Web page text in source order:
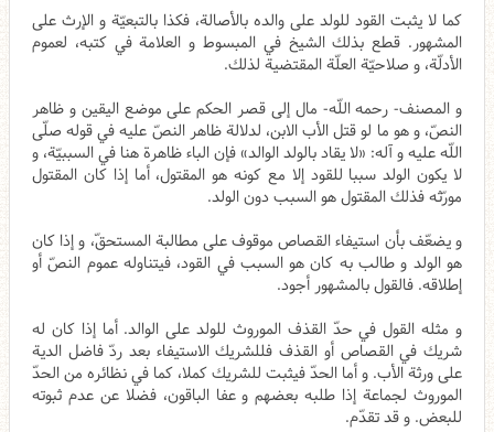
كما لا يثبت القود للولد على والده بالأصالة، فكذا بالتبعيّة و الإرث على
المشهور. قطع بذلك الشيخ في المبسوط و العلامة في كتبه، لعموم
الأدلّة، و صلاحيّة العلّة المقتضية لذلك.
و المصنف- رحمه اللّه- مال إلى قصر الحكم على موضع اليقين و ظاهر‌
النصّ، و هو ما لو قتل الأب الابن، لدلالة ظاهر النصّ عليه في قوله صلّى
اللّه عليه و آله: «لا يقاد بالولد الوالد» فإن الباء ظاهرة هنا في السببيّة، و
لا يكون الولد سببا للقود إلا مع كونه هو المقتول، أما إذا كان المقتول
مورّثه فذلك المقتول هو السبب دون الولد.
و يضعّف بأن استيفاء القصاص موقوف على مطالبة المستحقّ، و إذا كان
هو الولد و طالب به كان هو السبب في القود، فيتناوله عموم النصّ أو
إطلاقه. فالقول بالمشهور أجود.
و مثله القول في حدّ القذف الموروث للولد على الوالد. أما إذا كان له
شريك في القصاص أو القذف فللشريك الاستيفاء بعد ردّ فاضل الدية
على ورثة الأب. و أما الحدّ فيثبت للشريك كملا، كما في نظائره من الحدّ
الموروث لجماعة إذا طلبه بعضهم و عفا الباقون، فضلا عن عدم ثبوته
للبعض. و قد تقدّم.